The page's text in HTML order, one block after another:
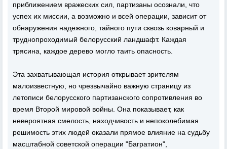
приближением вражеских сил, партизаны осознали, что
успех их миссии, а возможно и всей операции, зависит от
обнаружения надежного, тайного пути сквозь коварный и
труднопроходимый белорусский ландшафт. Каждая
трясина, каждое дерево могло таить опасность.
Эта захватывающая история открывает зрителям
малоизвестную, но чрезвычайно важную страницу из
летописи белорусского партизанского сопротивления во
время Второй мировой войны. Она показывает, как
невероятная смелость, находчивость и непоколебимая
решимость этих людей оказали прямое влияние на судьбу
масштабной советской операции "Багратион",